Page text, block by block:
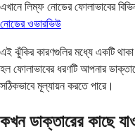
এখানে লিম্ফ নোডের ফোলাভাবের
নোডের ওভারভিউ
এই ঝুঁকির কারণগুলির মধ্যে একটি
হল ফোলাভাবের ধরণটি আপনার
সঠিকভাবে মূল্যায়ন করতে পারে।
কখন ডাক্তারের কাছে